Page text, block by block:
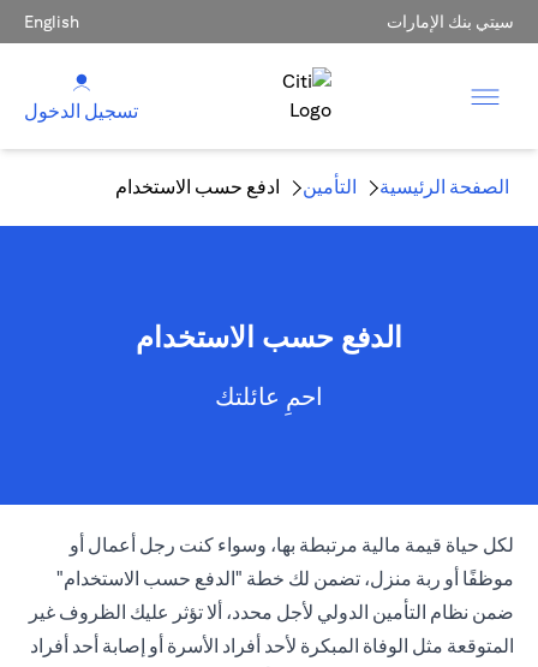
سيتي بنك الإمارات English
تسجيل الدخول
الصفحة الرئيسية التأمين ادفع حسب الاستخدام
الدفع حسب الاستخدام
احمِ عائلتك
لكل حياة قيمة مالية مرتبطة بها، وسواء كنت رجل أعمال أو
موظفًا أو ربة منزل، تضمن لك خطة "الدفع حسب الاستخدام"
ضمن نظام التأمين الدولي لأجل محدد، ألا تؤثر عليك الظروف غير
المتوقعة مثل الوفاة المبكرة لأحد أفراد الأسرة أو إصابة أحد أفراد